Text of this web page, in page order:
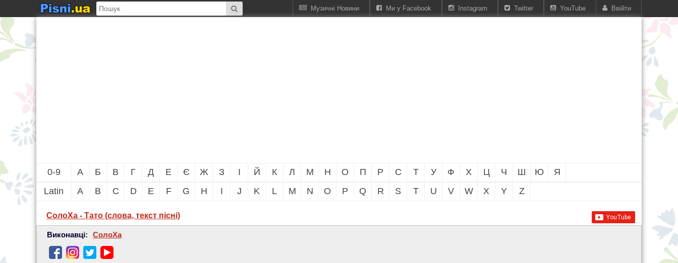
Ввійти
YouTube
Twitter
Instagram
Ми у Facebook
Музичні Новини
0-9 А Б В Г Д Е Є Ж З І Й К Л М Н О П Р С Т У Ф Х Ц Ч Ш Ю
Я
Latin
A B C D E F G H I J K L M N O P Q R S T U V W X Y Z
СолоХа - Тато (слова, текст пісні)
Виконавці: СолоХа